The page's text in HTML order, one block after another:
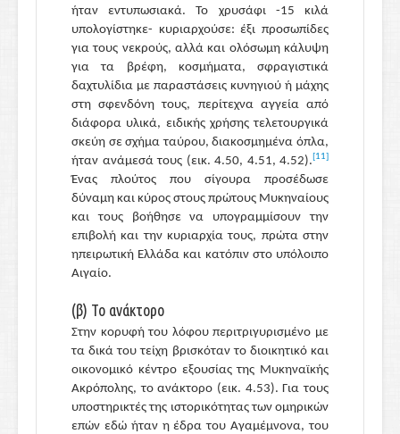
ήταν εντυπωσιακά. Το χρυσάφι -15 κιλά
υπολογίστηκε- κυριαρχούσε: έξι προσωπίδες
για τους νεκρούς, αλλά και ολόσωμη κάλυψη
για τα βρέφη, κοσμήματα, σφραγιστικά
δαχτυλίδια με παραστάσεις κυνηγιού ή μάχης
στη σφενδόνη τους, περίτεχνα αγγεία από
διάφορα υλικά, ειδικής χρήσης τελετουργικά
σκεύη σε σχήμα ταύρου, διακοσμημένα όπλα,
ήταν ανάμεσά τους (εικ. 4.50, 4.51, 4.52). [11]
Ένας πλούτος που σίγουρα προσέδωσε
δύναμη και κύρος στους πρώτους Μυκηναίους
και τους βοήθησε να υπογραμμίσουν την
επιβολή και την κυριαρχία τους, πρώτα στην
ηπειρωτική Ελλάδα και κατόπιν στο υπόλοιπο
Αιγαίο.
(β) Το ανάκτορο
Στην κορυφή του λόφου περιτριγυρισμένο με
τα δικά του τείχη βρισκόταν το διοικητικό και
οικονομικό κέντρο εξουσίας της Μυκηναϊκής
Ακρόπολης, το ανάκτορο (εικ. 4.53). Για τους
υποστηρικτές της ιστορικότητας των ομηρικών
επών εδώ ήταν η έδρα του Αγαμέμνονα, του